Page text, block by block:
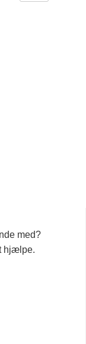
med?
hjælpe.